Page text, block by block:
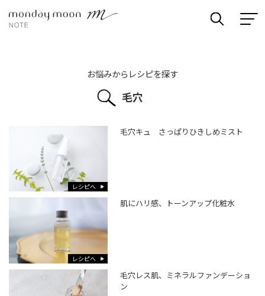
お悩みからレシピを探す
毛穴
レシピへ
毛穴キュ さっぱりひきしめミスト
レシピへ
肌にハリ感、トーンアップ化粧水
毛穴レス肌、ミネラルファンデーショ
ン